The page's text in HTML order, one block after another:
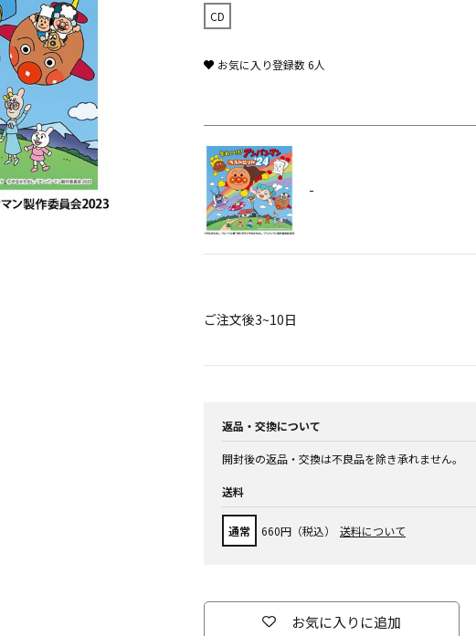
CD
お気に入り登録数6人
-
ご注文後3~10日
返品・交換について
開封後の返品・交換は不良品を除き承れません。
送料
通常 660円（税込） 送料について
お気に入りに追加